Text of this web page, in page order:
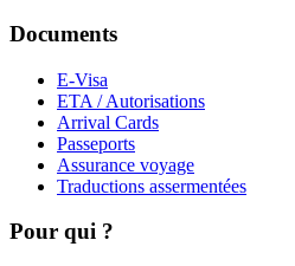
Documents
E-Visa
ETA / Autorisations
Arrival Cards
Passeports
Assurance voyage
Traductions assermentées
Pour qui ?